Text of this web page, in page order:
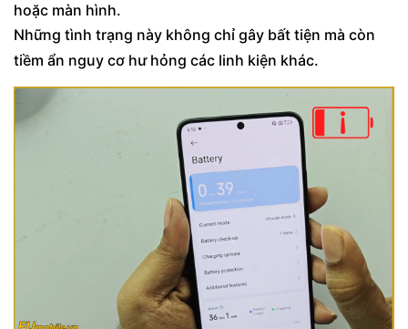
hoặc màn hình.
Những tình trạng này không chỉ gây bất tiện mà còn
tiềm ẩn nguy cơ hư hỏng các linh kiện khác.